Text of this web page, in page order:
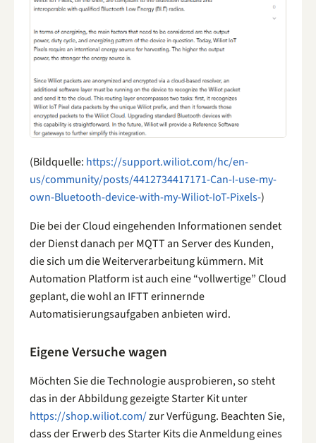
(Bildquelle: https://support.wiliot.com/hc/en-
us/community/posts/4412734417171-Can-I-use-my-
own-Bluetooth-device-with-my-Wiliot-IoT-Pixels-)
Die bei der Cloud eingehenden Informationen sendet
der Dienst danach per MQTT an Server des Kunden,
die sich um die Weiterverarbeitung kümmern. Mit
Automation Platform ist auch eine “vollwertige” Cloud
geplant, die wohl an IFTT erinnernde
Automatisierungsaufgaben anbieten wird.
Eigene Versuche wagen
Möchten Sie die Technologie ausprobieren, so steht
das in der Abbildung gezeigte Starter Kit unter
https://shop.wiliot.com/zur Verfügung. Beachten Sie,
dass der Erwerb des Starter Kits die Anmeldung eines